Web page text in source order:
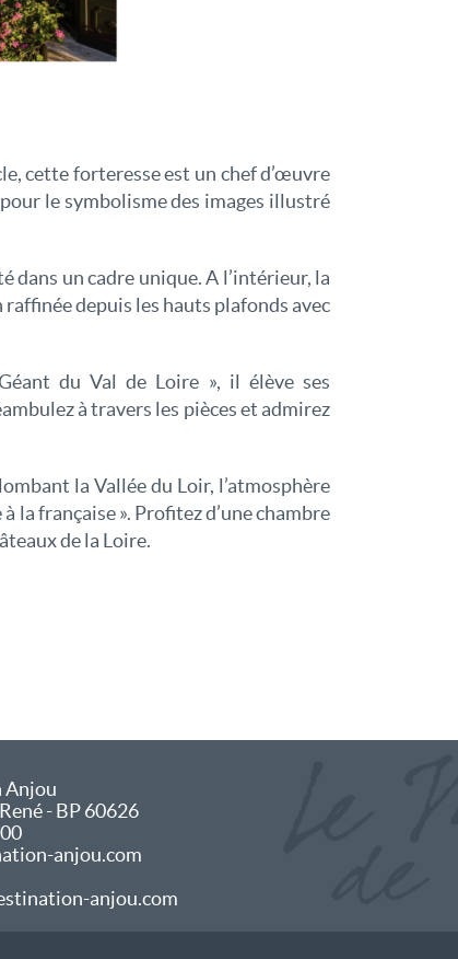
cette forteresse est un chef d’œuvre
le symbolisme des images illustré
un cadre unique. A l’intérieur, la
depuis les hauts plafonds avec
du Val de Loire », il élève ses
à travers les pièces et admirez
la Vallée du Loir, l’atmosphère
française ». Profitez d’une chambre
de la Loire.
Anjou
- BP 60626
anjou.com
anjou.com